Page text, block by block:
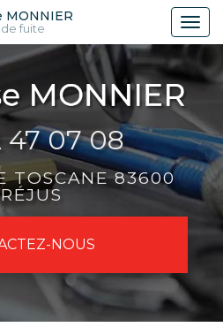
MONNIER
fuite
47 07 08
TOSCANE 83600
NOUS